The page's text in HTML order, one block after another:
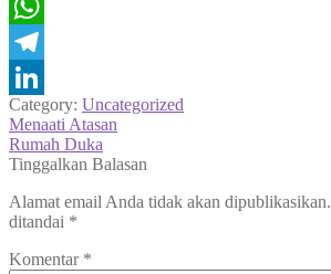
Twitter
WhatsApp
Telegram
LinkedIn
Category: Uncategorized
Navigasi
pos
Previous
post:
Menaati Atasan
Next
post:
Rumah Duka
Tinggalkan Balasan
Alamat email Anda tidak akan dipublikasikan.
ditandai *
Komentar *